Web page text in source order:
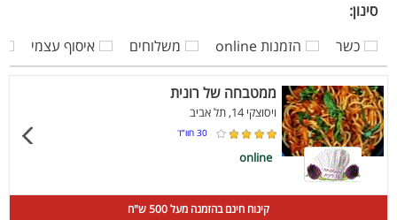
סינון:
כשר
הזמנות online משלוחים איסוף עצמי
ממטבחה של רונית
ויסוצקי 14, תל אביב
30 חוו”ד
online
קינוח חינם בהזמנה מעל 500 ש"ח